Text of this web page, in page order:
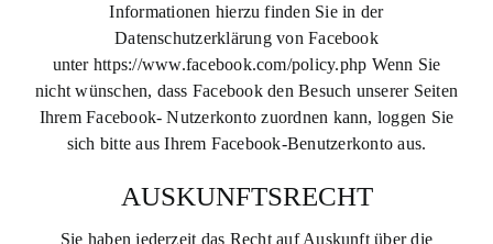
Informationen hierzu finden Sie in der
Datenschutzerklärung von Facebook
unter https://www.facebook.com/policy.php Wenn Sie
nicht wünschen, dass Facebook den Besuch unserer Seiten
Ihrem Facebook- Nutzerkonto zuordnen kann, loggen Sie
sich bitte aus Ihrem Facebook-Benutzerkonto aus.
AUSKUNFTSRECHT
Sie haben jederzeit das Recht auf Auskunft über die